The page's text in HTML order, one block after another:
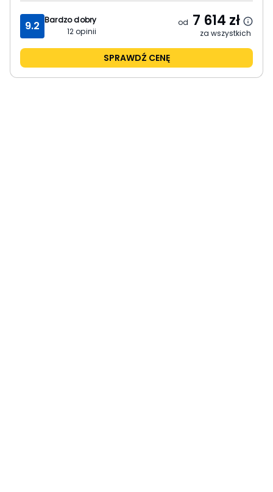
9.2 Bardzo dobry
12opinii
od 7 614 zł
za wszystkich
SPRAWDŹ CENĘ